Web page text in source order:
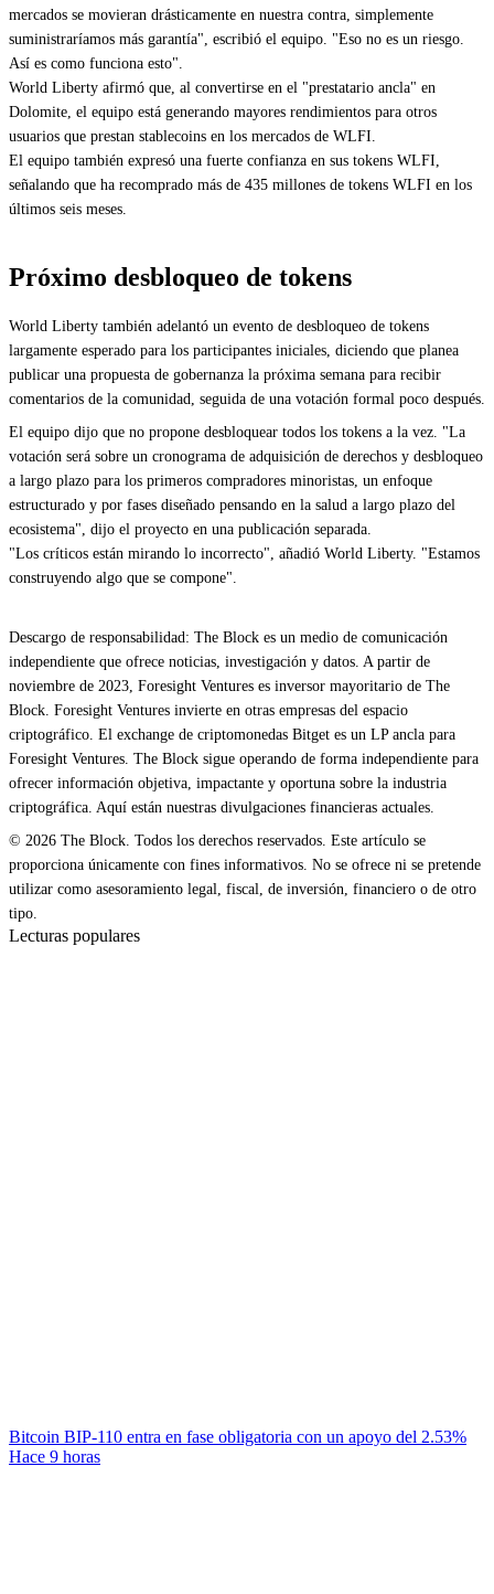
mercados se movieran drásticamente en nuestra contra, simplemente
suministraríamos más garantía", escribió el equipo. "Eso no es un riesgo.
Así es como funciona esto".
World Liberty afirmó que, al convertirse en el "prestatario ancla" en
Dolomite, el equipo está generando mayores rendimientos para otros
usuarios que prestan stablecoins en los mercados de WLFI.
El equipo también expresó una fuerte confianza en sus tokens WLFI,
señalando que ha recomprado más de 435 millones de tokens WLFI en los
últimos seis meses.
Próximo desbloqueo de tokens
World Liberty también adelantó un evento de desbloqueo de tokens
largamente esperado para los participantes iniciales, diciendo que planea
publicar una propuesta de gobernanza la próxima semana para recibir
comentarios de la comunidad, seguida de una votación formal poco después.
El equipo dijo que no propone desbloquear todos los tokens a la vez. "La
votación será sobre un cronograma de adquisición de derechos y desbloqueo
a largo plazo para los primeros compradores minoristas, un enfoque
estructurado y por fases diseñado pensando en la salud a largo plazo del
ecosistema", dijo el proyecto en una publicación separada.
"Los críticos están mirando lo incorrecto", añadió World Liberty. "Estamos
construyendo algo que se compone".
Descargo de responsabilidad: The Block es un medio de comunicación
independiente que ofrece noticias, investigación y datos. A partir de
noviembre de 2023, Foresight Ventures es inversor mayoritario de The
Block. Foresight Ventures invierte en otras empresas del espacio
criptográfico. El exchange de criptomonedas Bitget es un LP ancla para
Foresight Ventures. The Block sigue operando de forma independiente para
ofrecer información objetiva, impactante y oportuna sobre la industria
criptográfica. Aquí están nuestras divulgaciones financieras actuales.
© 2026 The Block. Todos los derechos reservados. Este artículo se
proporciona únicamente con fines informativos. No se ofrece ni se pretende
utilizar como asesoramiento legal, fiscal, de inversión, financiero o de otro
tipo.
Lecturas populares
Bitcoin BIP-110 entra en fase obligatoria con un apoyo del 2.53%
Hace 9 horas